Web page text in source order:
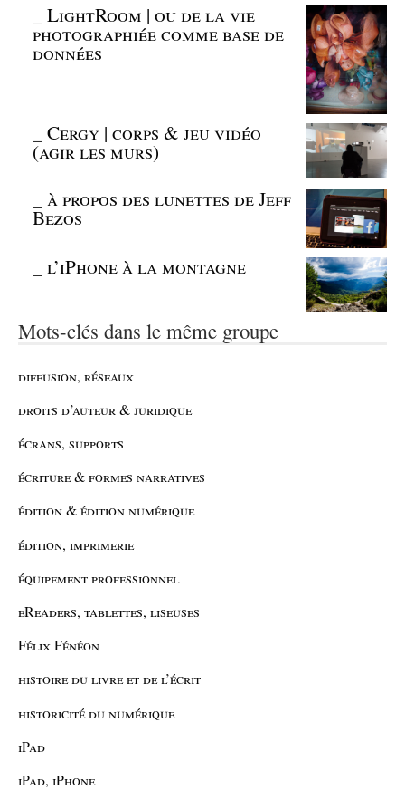
_LightRoom | ou de la vie
photographiée comme base de
données
_Cergy | corps & jeu vidéo
(agir les murs)
_à propos des lunettes de Jeff
Bezos
_l’iPhone à la montagne
Mots-clés dans le même groupe
diffusion, réseaux
droits d’auteur & juridique
écrans, supports
écriture & formes narratives
édition & édition numérique
édition, imprimerie
équipement professionnel
eReaders, tablettes, liseuses
Félix Fénéon
histoire du livre et de l’écrit
historicité du numérique
iPad
iPad, iPhone